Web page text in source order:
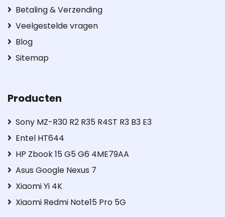
Betaling & Verzending
Veelgestelde vragen
Blog
Sitemap
Producten
Sony MZ-R30 R2 R35 R4ST R3 B3 E3
Entel HT644
HP Zbook 15 G5 G6 4ME79AA
Asus Google Nexus 7
Xiaomi Yi 4K
Xiaomi Redmi Note15 Pro 5G